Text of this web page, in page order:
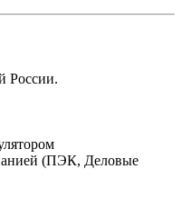
России.
(ПЭК, Деловые